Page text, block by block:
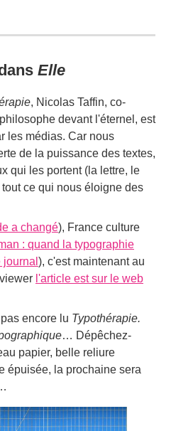
Elle
, Nicolas Taffin, co-
devant l'éternel, est
les médias. Car nous
de la puissance des textes,
qui les portent (la lettre, le
ce qui nous éloigne des
a changé), France culture
: quand la typographie
journal ), c'est maintenant au
l'article est sur le web
encore lu Typothérapie.
… Dépêchez-
papier, belle reliure
épuisée, la prochaine sera